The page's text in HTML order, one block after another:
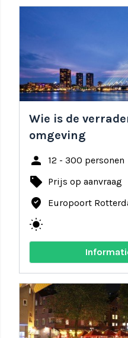
Wie is de
omgeving
person 12 - 300 personen
local_offer Prijs op aanvraag
where_to_vote Europoort
wb_sunny